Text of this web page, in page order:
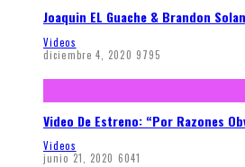
Joaquin EL Guache & Brandon
Videos
diciembre 4, 2020 9795
Video De Estreno: “Por Razones
Videos
junio 21, 2020 6041